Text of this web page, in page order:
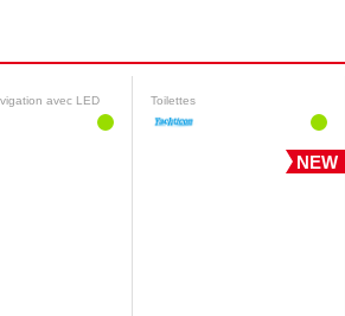
avec LED Toilettes
NEW